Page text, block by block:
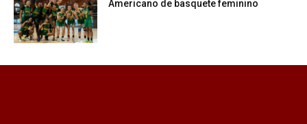
Americano de basquete feminino